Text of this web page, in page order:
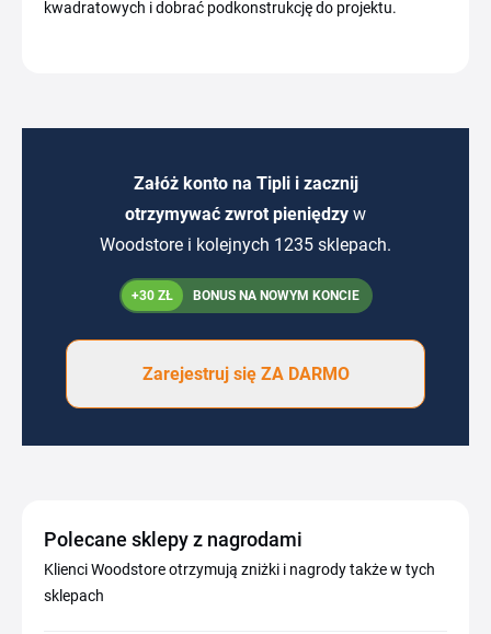
kwadratowych i dobrać podkonstrukcję do projektu.
Załóż konto na Tipli i zacznij
otrzymywać zwrot pieniędzy w
Woodstore i kolejnych 1235 sklepach.
+30 ZŁ BONUS NA NOWYM KONCIE
Zarejestruj się ZA DARMO
Polecane sklepy z nagrodami
Klienci Woodstore otrzymują zniżki i nagrody także w tych
sklepach